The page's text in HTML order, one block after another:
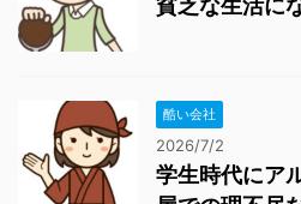
貧乏な生活に
酷い会社
2026/7/2
学生時代にア